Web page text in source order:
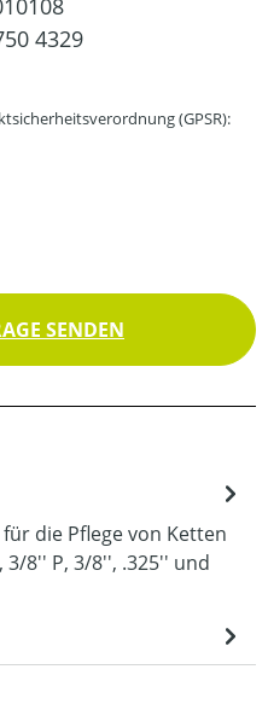
4329
(GPSR):
SENDEN
die Pflege von Ketten
8'' P, 3/8'', .325'' und